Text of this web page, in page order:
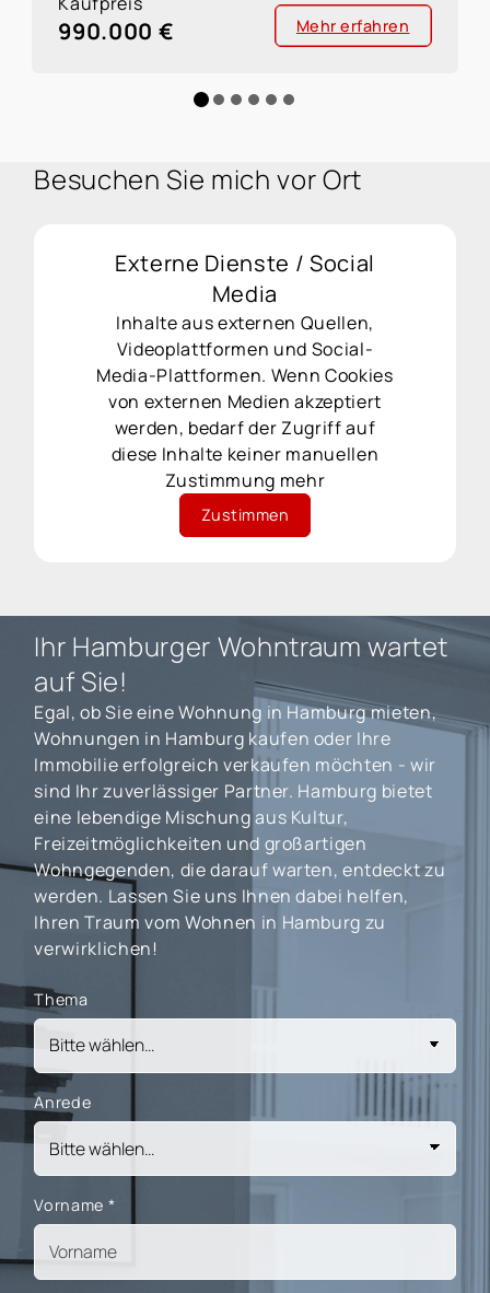
990.000 € Mehr erfahren
Besuchen Sie mich vor Ort
Externe Dienste / Social
Media
Inhalte aus externen Quellen,
Videoplattformen und Social-
Media-Plattformen. Wenn Cookies
von externen Medien akzeptiert
werden, bedarf der Zugriff auf
diese Inhalte keiner manuellen
Zustimmung mehr
Zustimmen
Ihr Hamburger Wohntraum wartet
auf Sie!
Egal, ob Sie eine Wohnung in Hamburg mieten,
Wohnungen in Hamburg kaufen oder Ihre
Immobilie erfolgreich verkaufen möchten - wir
sind Ihr zuverlässiger Partner. Hamburg bietet
eine lebendige Mischung aus Kultur,
Freizeitmöglichkeiten und großartigen
Wohngegenden, die darauf warten, entdeckt zu
werden. Lassen Sie uns Ihnen dabei helfen,
Ihren Traum vom Wohnen in Hamburg zu
verwirklichen!
Thema
Anrede
Vorname *